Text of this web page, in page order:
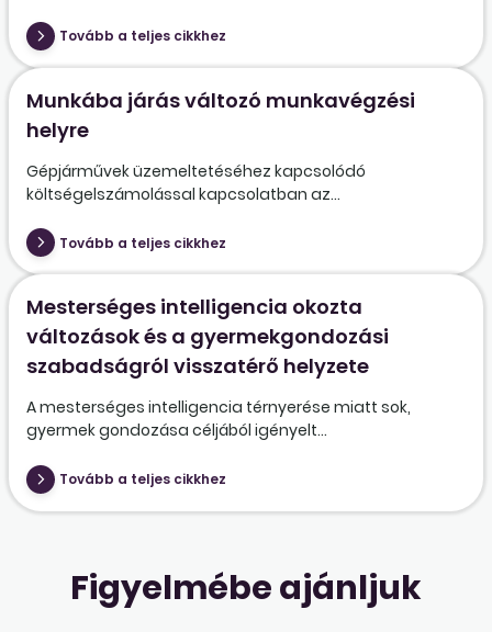
Tovább a teljes cikkhez
Munkába járás változó munkavégzési
helyre
Gépjárművek üzemeltetéséhez kapcsolódó
költségelszámolással kapcsolatban az...
Tovább a teljes cikkhez
Mesterséges intelligencia okozta
változások és a gyermekgondozási
szabadságról visszatérő helyzete
A mesterséges intelligencia térnyerése miatt sok,
gyermek gondozása céljából igényelt...
Tovább a teljes cikkhez
Figyelmébe ajánljuk